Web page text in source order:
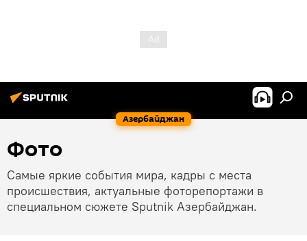
Азербайджан
Фото
Самые яркие события мира, кадры с места
происшествия, актуальные фоторепортажи в
специальном сюжете Sputnik Азербайджан.